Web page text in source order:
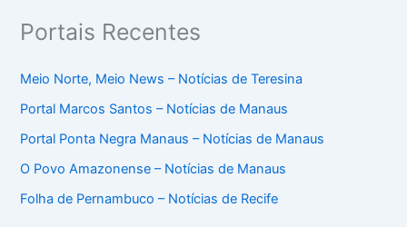
Portais Recentes
Meio Norte, Meio News – Notícias de Teresina
Portal Marcos Santos – Notícias de Manaus
Portal Ponta Negra Manaus – Notícias de Manaus
O Povo Amazonense – Notícias de Manaus
Folha de Pernambuco – Notícias de Recife